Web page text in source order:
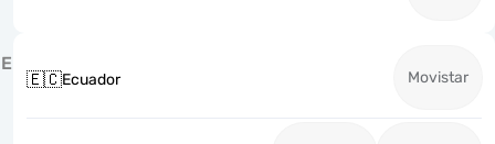
E
🇪🇨Ecuador Movistar